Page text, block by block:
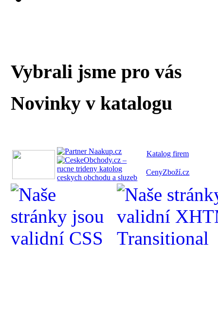
Vybrali jsme pro vás
Novinky v katalogu
Katalog firem
CenyZboží.cz